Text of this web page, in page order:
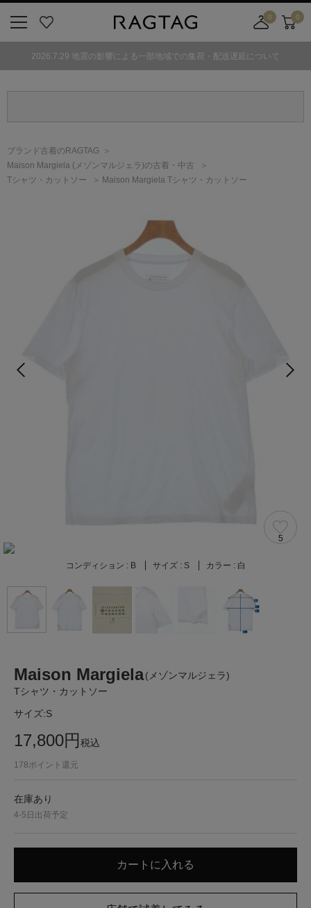
気
0
舗
カ
0
2026.7.29 地震の影響による一部地域での集荷・配送遅延について
ブランド古着のRAGTAG
Maison Margiela (メゾンマルジェラ)の古着・中古
Tシャツ・カットソー
Maison Margiela Tシャツ・カットソー
5
コンディション : B サイズ : S カラー : 白
Maison Margiela(メゾンマルジェラ)
Tシャツ・カットソー
サイズ:S
17,800円税込
178ポイント還元
在庫あり
4-5日出荷予定